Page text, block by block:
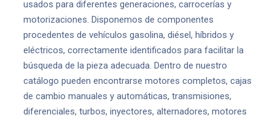
usados para diferentes generaciones, carrocerías y
motorizaciones. Disponemos de componentes
procedentes de vehículos gasolina, diésel, híbridos y
eléctricos, correctamente identificados para facilitar la
búsqueda de la pieza adecuada. Dentro de nuestro
catálogo pueden encontrarse motores completos, cajas
de cambio manuales y automáticas, transmisiones,
diferenciales, turbos, inyectores, alternadores, motores